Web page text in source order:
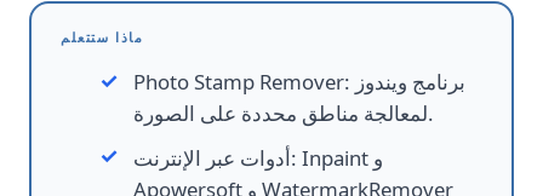
ماذا ستتعلم
Photo Stamp Remover: برنامج ويندوز
لمعالجة مناطق محددة على الصورة.
أدوات عبر الإنترنت: Inpaint و
Apowersoft و WatermarkRemover